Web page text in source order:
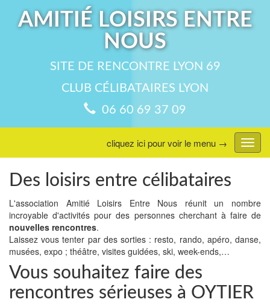
AMITIÉ LOISIRS ENTRE
NOUS
SITE DE RENCONTRE LYON 69
CLUB CÉLIBATAIRES LYON
06 60 69 37 09
menu
cliquez ici pour voir le menu →
Des loisirs entre célibataires
L'association Amitié Loisirs Entre Nous réunit un nombre
incroyable d'activités pour des personnes cherchant à faire de
nouvelles rencontres.
Laissez vous tenter par des sorties : resto, rando, apéro, danse,
musées, expo ; théâtre, visites guidées, ski, week-ends,…
Vous souhaitez faire des
rencontres sérieuses à OYTIER